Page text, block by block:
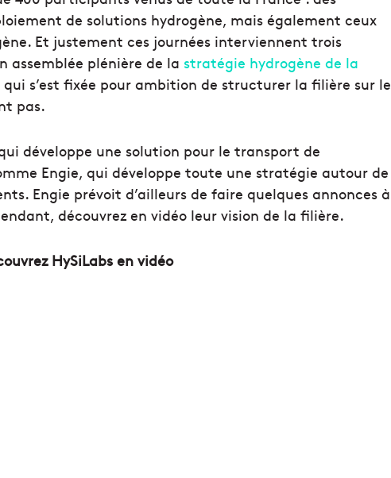
de solutions hydrogène, mais également ceux
Et justement ces journées interviennent trois
assemblée plénière de la stratégie hydrogène de la
qui s’est fixée pour ambition de structurer la filière sur le
pas.
développe une solution pour le transport de
Engie, qui développe toute une stratégie autour de
Engie prévoit d’ailleurs de faire quelques annonces à
découvrez en vidéo leur vision de la filière.
HySiLabs en vidéo